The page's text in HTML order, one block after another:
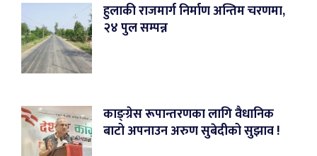
हुलाकी राजमार्ग निर्माण अन्तिम चरणमा,
२४ पुल सम्पन्न
काङ्ग्रेस रूपान्तरणका लागि वैधानिक
बाटो अपनाउन अरुण सुबेदीको सुझाव !